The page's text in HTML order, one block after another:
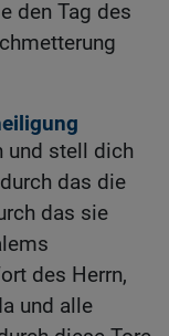
den Tag des
und stell dich
das die
das sie
des Herrn,
und alle